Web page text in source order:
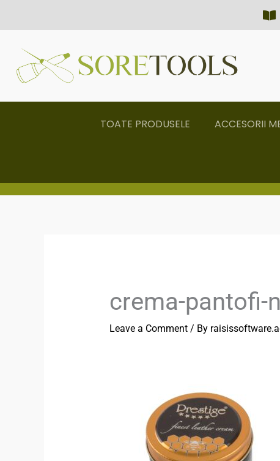
TOATE PRODUSELE ACCESORII
crema-pantofi-
Leave a Comment / By